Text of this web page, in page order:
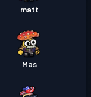
matt
Mas